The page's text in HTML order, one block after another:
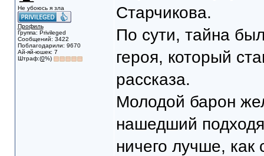
Не убоюсь я зла
Профиль
Группа: Privileged
Сообщений: 3422
Поблагодарили: 9670
Ай-яй-юшек: 7
Штраф:(0%)
Старчикова.
По сути, тайна
героя, который
рассказа.
Молодой барон
нашедший
ничего лучше,